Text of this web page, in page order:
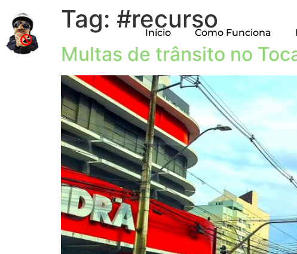
Início Como Funciona
Tag: #recurso
Multas de trânsito no